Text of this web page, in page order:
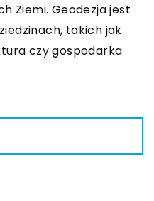
Ziemi. Geodezja jest
takich jak
czy gospodarka